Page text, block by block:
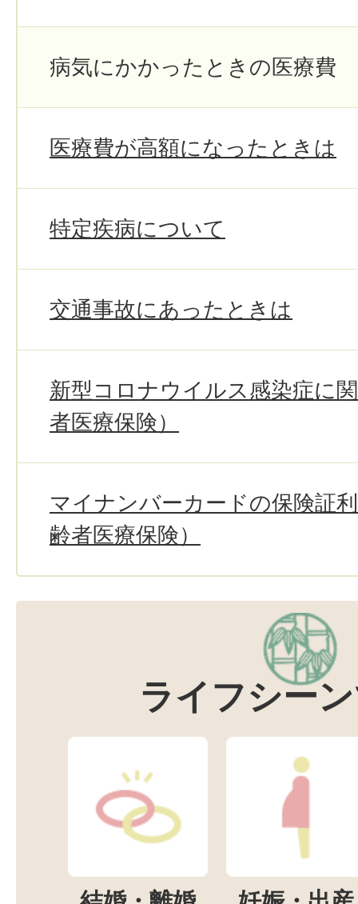
病気にかかったときの医療費
医療費が高額になったときは
特定疾病について
交通事故にあったときは
新型コロナウイルス感染症に
者医療保険）
マイナンバーカードの保険証
齢者医療保険）
ライフシー